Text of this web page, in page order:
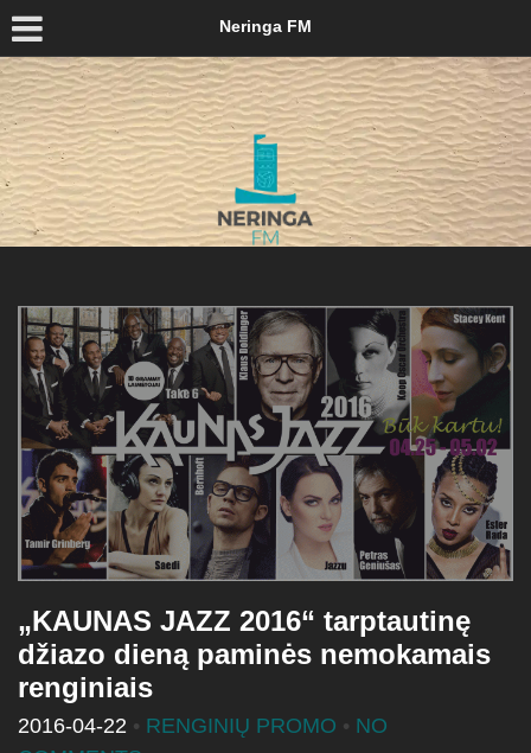
Neringa FM
„KAUNAS JAZZ 2016“ tarptautinę
džiazo dieną paminės nemokamais
renginiais
2016-04-22 • RENGINIŲ PROMO • NO